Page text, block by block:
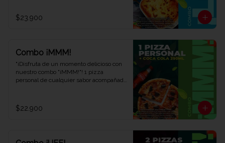
experiencia de sabor auténtica y
divertida. ¡Ven y descubre por qué este
$23.900
Combo ¡MMM!
"¡Disfruta de un momento delicioso con
nuestro combo "¡MMM!"! 1 pizza
personal de cualquier sabor acompañada
el placer. ¡Ven y descubre por qué este
combo te hará exclamar '¡MMM!' en Viva
$22.900